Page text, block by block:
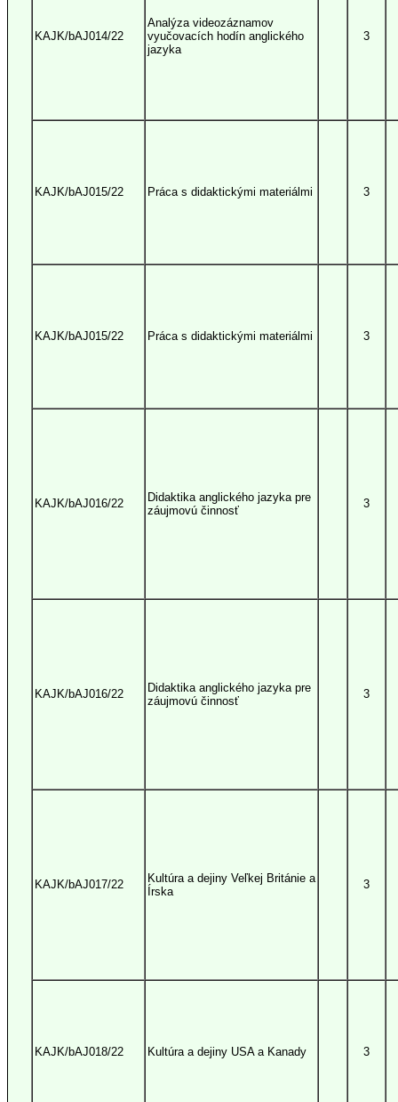
KAJK/bAJ014/22
Analýza videozáznamov
vyučovacích hodín anglického
jazyka
3
KAJK/bAJ015/22 Práca s didaktickými materiálmi 3
KAJK/bAJ015/22 Práca s didaktickými materiálmi 3
KAJK/bAJ016/22
Didaktika anglického jazyka pre
záujmovú činnosť
3
KAJK/bAJ016/22
Didaktika anglického jazyka pre
záujmovú činnosť
3
KAJK/bAJ017/22
Kultúra a dejiny Veľkej Británie a
Írska
3
KAJK/bAJ018/22 Kultúra a dejiny USA a Kanady 3